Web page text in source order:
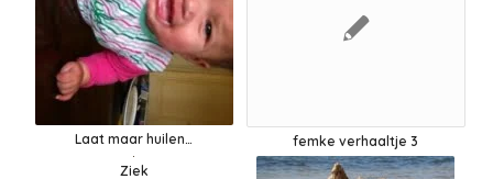
Laat maar huilen…
femke verhaaltje 3
Ziek